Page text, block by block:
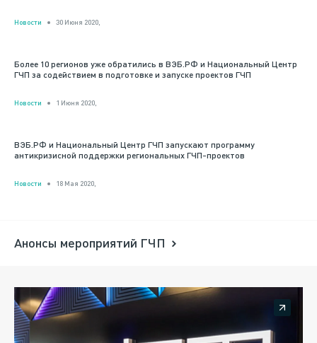
Новости 30 Июня 2020,
Более 10 регионов уже обратились в ВЭБ.РФ и Национальный Центр
ГЧП за содействием в подготовке и запуске проектов ГЧП
Новости 1 Июня 2020,
ВЭБ.РФ и Национальный Центр ГЧП запускают программу
антикризисной поддержки региональных ГЧП-проектов
Новости 18 Мая 2020,
Анонсы мероприятий ГЧП